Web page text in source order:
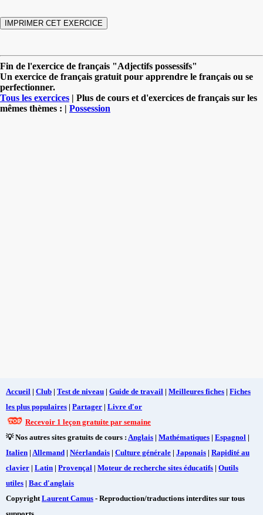
Fin de l'exercice de français "Adjectifs possessifs"
Un exercice de français gratuit pour apprendre le français ou se
perfectionner.
Tous les exercices | Plus de cours et d'exercices de français sur les
mêmes thèmes : | Possession
Accueil | Club | Test de niveau | Guide de travail | Meilleures fiches | Fiches
les plus populaires | Partager | Livre d'or
Recevoir 1 leçon gratuite par semaine
💡 Nos autres sites gratuits de cours : Anglais | Mathématiques | Espagnol |
Italien | Allemand | Néerlandais | Culture générale | Japonais | Rapidité au
clavier | Latin | Provençal | Moteur de recherche sites éducatifs | Outils
utiles | Bac d'anglais
Copyright Laurent Camus - Reproduction/traductions interdites sur tous